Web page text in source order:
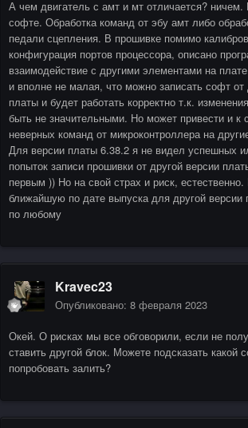
А чем двигатель с амт и мт отличается?
софте. Обработка команд от эбу амт либо
педали сцепления. В прошивке помимо
конфигурация портов процессора, описано
взаимодействие с другими элементами на
и вполне не малая, что можно записать софт от
платы и будет работать корректно т.к.
быть не значительными. Но может привести и к
неверных команд от микроконтроллера на
Для версии платы 6.38.2 я не видел успешных
попыток записи прошивки от другой версии
первым )) Но на свой страх и риск, естественно.
ближайшую по дате выпуска для другой версии
по любому
Kravec23
Опубликовано: 8 февраля 2023
Окей. О рисках мы все обговорили, если не
ставить другой блок. Можете подсказать какой
попробовать залить?